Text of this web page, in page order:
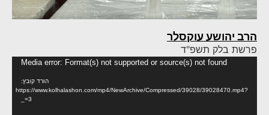
הרב יהושע עוקסלר
פרשת בלק תשפ"ד
Media error: Format(s) not supported or source(s) not found
הורד קובץ:
https://www.kolhalashon.com/mp4/NewArchive/Compressed/39028/39028470.mp4?
_=3